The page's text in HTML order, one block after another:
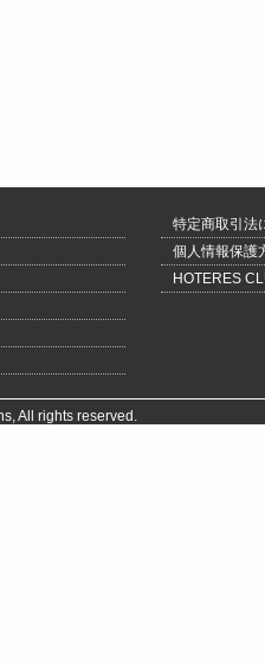
特定商取引法
個人情報保護
HOTERES
All rights reserved.